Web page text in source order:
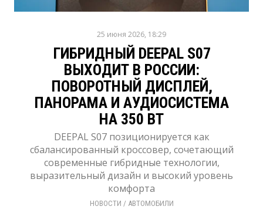
25 июня 2026, 18:29
ГИБРИДНЫЙ DEEPAL S07
ВЫХОДИТ В РОССИИ:
ПОВОРОТНЫЙ ДИСПЛЕЙ,
ПАНОРАМА И АУДИОСИСТЕМА
НА 350 ВТ
DEEPAL S07 позиционируется как
сбалансированный кроссовер, сочетающий
современные гибридные технологии,
выразительный дизайн и высокий уровень
комфорта
НОВОСТИ / АВТОМОБИЛИ